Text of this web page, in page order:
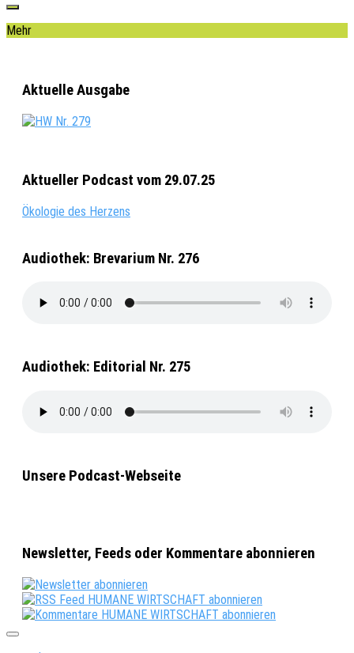
Mehr
Aktuelle Ausgabe
Aktueller Podcast vom 29.07.25
Ökologie des Herzens
Audiothek: Brevarium Nr. 276
Audiothek: Editorial Nr. 275
Unsere Podcast-Webseite
Newsletter, Feeds oder Kommentare abonnieren